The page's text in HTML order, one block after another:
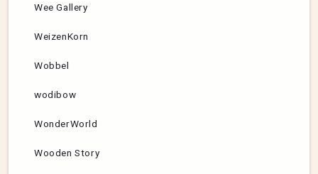
Wee Gallery
WeizenKorn
Wobbel
wodibow
WonderWorld
Wooden Story